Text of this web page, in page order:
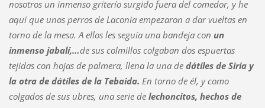
nosotros un inmenso griterío surgido fuera del comedor, y he
aquí que unos perros de Laconia empezaron a dar vueltas en
torno de la mesa. A ellos les seguía una bandeja con un
inmenso jabalí,…de sus colmillos colgaban dos espuertas
tejidas con hojas de palmera, llena la una de dátiles de Siria y
la otra de dátiles de la Tebaida. En torno de él, y como
colgados de sus ubres, una serie de lechoncitos, hechos de